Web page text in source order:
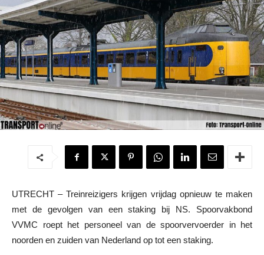
UTRECHT – Treinreizigers krijgen vrijdag opnieuw te maken
met de gevolgen van een staking bij NS. Spoorvakbond
VVMC roept het personeel van de spoorvervoerder in het
noorden en zuiden van Nederland op tot een staking.